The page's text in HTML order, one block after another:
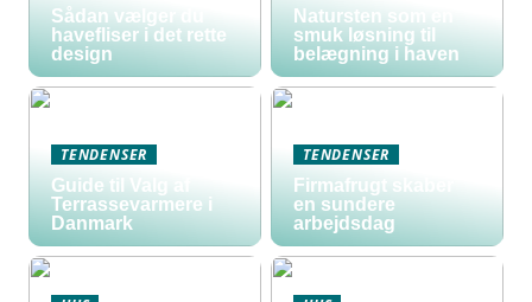
Sådan vælger du
havefliser i det rette
design
Natursten som en
smuk løsning til
belægning i haven
TENDENSER
Guide til Valg af
Terrassevarmere i
Danmark
TENDENSER
Firmafrugt skaber
en sundere
arbejdsdag